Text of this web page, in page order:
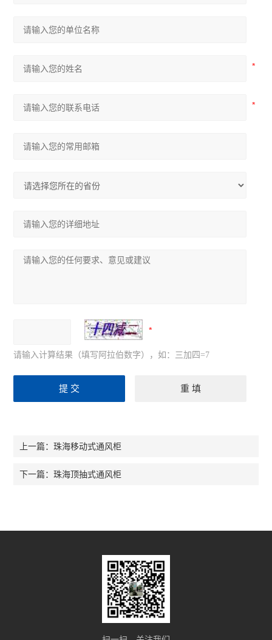
请输入计算结果（填写阿拉伯数字），如：三加四=7
上一篇：珠海移动式通风柜
下一篇：珠海顶抽式通风柜